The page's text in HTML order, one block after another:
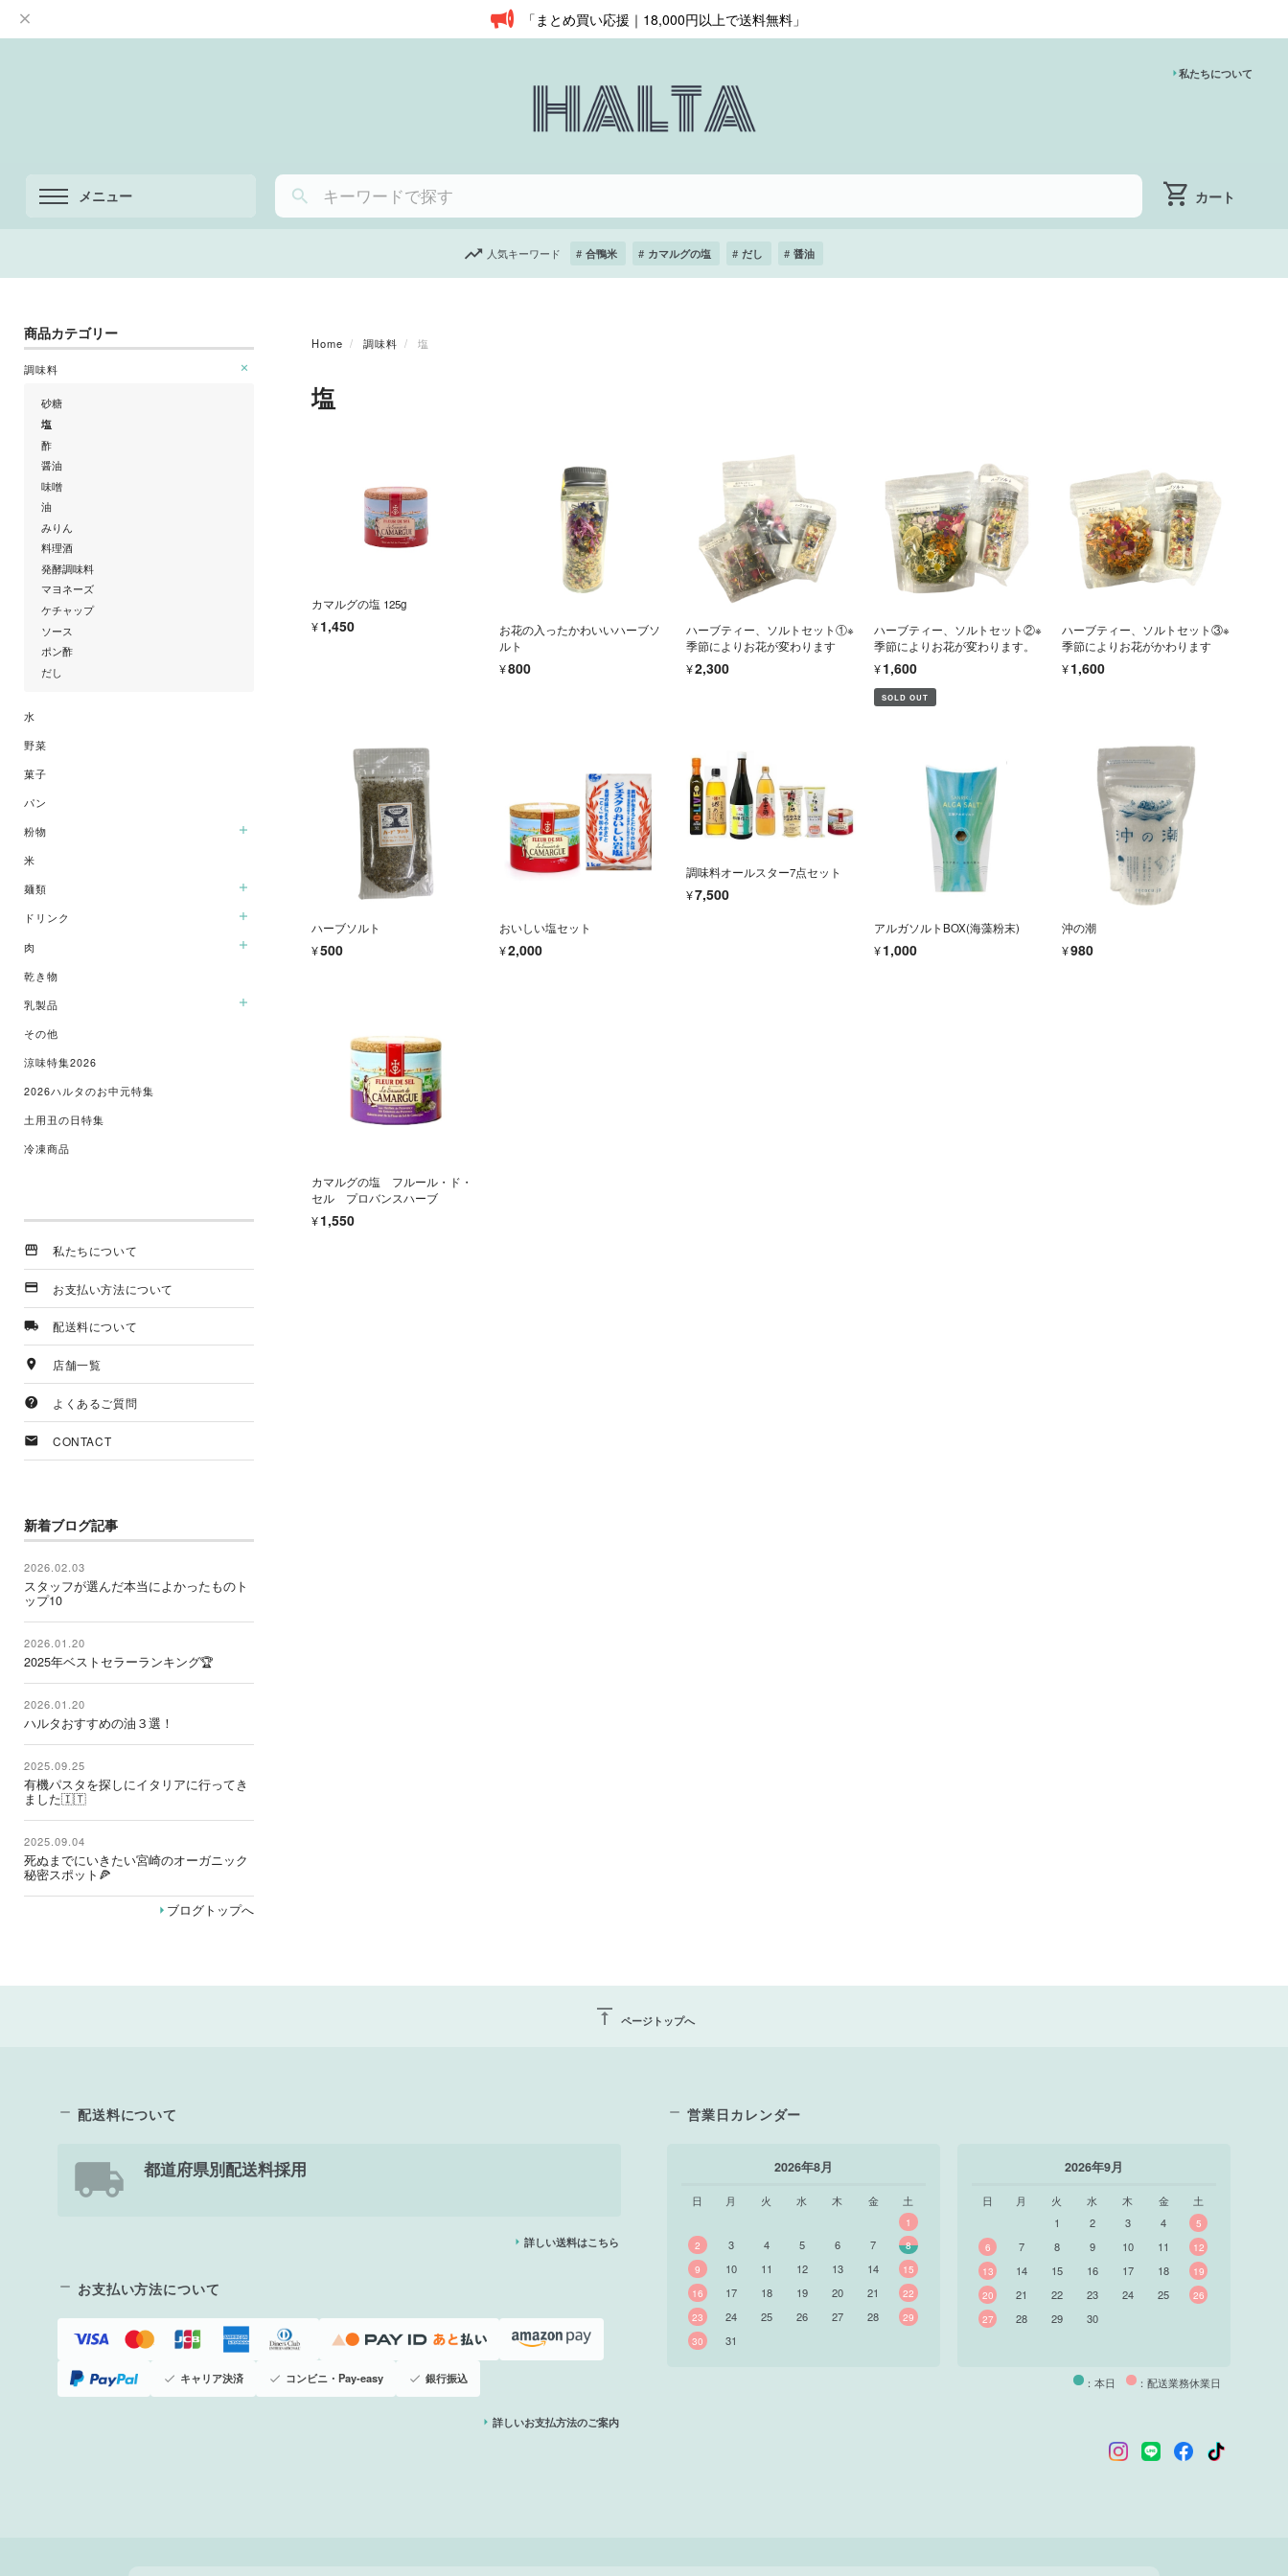
「まとめ買い応援｜18,000円以上で送料無料」
私たちについて
メニュー
人気キーワード 合鴨米 カマルグの塩 だし 醤油
商品カテゴリー
調味料
砂糖
塩
酢
醤油
味噌
油
みりん
料理酒
発酵調味料
マヨネーズ
ケチャップ
ソース
ポン酢
だし
水
野菜
菓子
パン
粉物
大麦粉
全粒粉
米
麺類
うどん
ラーメン
そうめん
ドリンク
ジュース
焼酎
ビール
ウイスキー
日本酒
肉
牛肉
鶏肉
ジビエ
馬肉
乾き物
乳製品
牛乳
ヨーグルト
その他
涼味特集2026
2026ハルタのお中元特集
土用丑の日特集
冷凍商品
私たちについて
お支払い方法について
配送料について
店舗一覧
よくあるご質問
CONTACT
新着ブログ記事
2026.02.03
スタッフが選んだ本当によかったものト
ップ10
2026.01.20
2025年ベストセラーランキング🏆
2026.01.20
ハルタおすすめの油３選！
2025.09.25
有機パスタを探しにイタリアに行ってき
ました🇮🇹
2025.09.04
死ぬまでにいきたい宮崎のオーガニック
秘密スポット🍕
ブログトップへ
Home 調味料 塩
塩
カマルグの塩 125g
¥1,450
お花の入ったかわいいハーブソ
ルト
¥800
ハーブティー、ソルトセット①※
季節によりお花が変わります
¥2,300
ハーブティー、ソルトセット②※
季節によりお花が変わります。
¥1,600
SOLD OUT
ハーブティー、ソルトセット③※
季節によりお花がかわります
¥1,600
ハーブソルト
¥500
おいしい塩セット
¥2,000
調味料オールスター7点セット
¥7,500
アルガソルトBOX(海藻粉末)
¥1,000
沖の潮
¥980
カマルグの塩 フルール・ド・
セル プロバンスハーブ
¥1,550
vertical_align_top ページトップへ
配送料について
都道府県別配送料採用
詳しい送料はこちら
お支払い方法について
キャリア決済 コンビニ・Pay-easy 銀行振込
詳しいお支払方法のご案内
営業日カレンダー
2026年8月
日 月 火 水 木 金 土
1
2
3 4 5 6 7
8
9
10 11 12 13 14
15
16
17 18 19 20 21
22
23
24 25 26 27 28
29
30
31
2026年9月
日 月 火 水 木 金
土
1
2 3 4
5
6
7 8 9 10 11
12
13
14 15 16 17 18
19
20
21 22 23 24 25
26
27
28 29 30
：本日 ：配送業務休業日